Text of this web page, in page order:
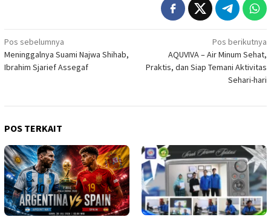
Navigasi
pos
Pos sebelumnya
Meninggalnya Suami Najwa Shihab,
Ibrahim Sjarief Assegaf
Pos berikutnya
AQUVIVA – Air Minum Sehat,
Praktis, dan Siap Temani Aktivitas
Sehari-hari
POS TERKAIT